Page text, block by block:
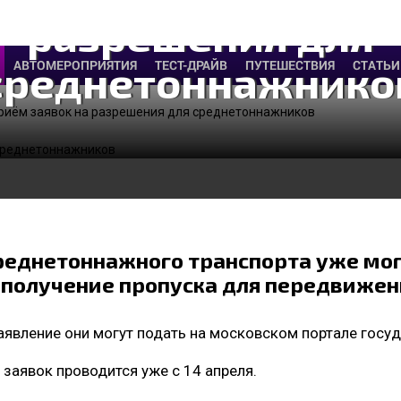
АВТОМЕРОПРИЯТИЯ ТЕСТ-ДРАЙВ ПУТЕШЕСТВИЯ СТАТЬИ
заявок на разрешения для среднетоннажников
разрешения для
транспорта уже
получение пропуска для
они могут подать на московском портале
проводится уже с 14 апреля.